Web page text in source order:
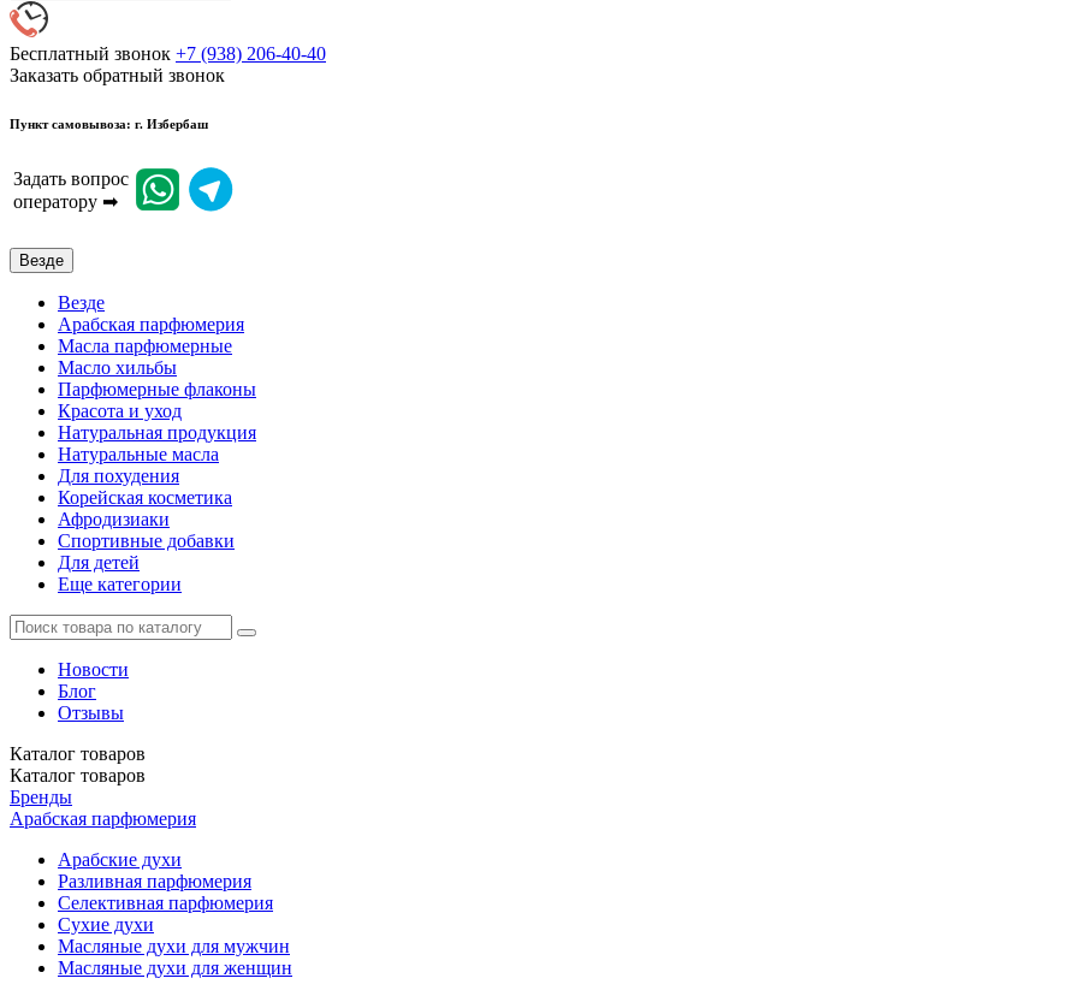
Бесплатный звонок +7 (938) 206-40-40
Заказать обратный звонок
Пункт самовывоза: г. Избербаш
Задать вопрос
оператору ➡
Везде
Везде
Арабская парфюмерия
Масла парфюмерные
Масло хильбы
Парфюмерные флаконы
Красота и уход
Натуральная продукция
Натуральные масла
Для похудения
Корейская косметика
Афродизиаки
Спортивные добавки
Для детей
Еще категории
Новости
Блог
Отзывы
Каталог товаров
Каталог товаров
Бренды
Арабская парфюмерия
Арабские духи
Разливная парфюмерия
Селективная парфюмерия
Сухие духи
Масляные духи для мужчин
Масляные духи для женщин